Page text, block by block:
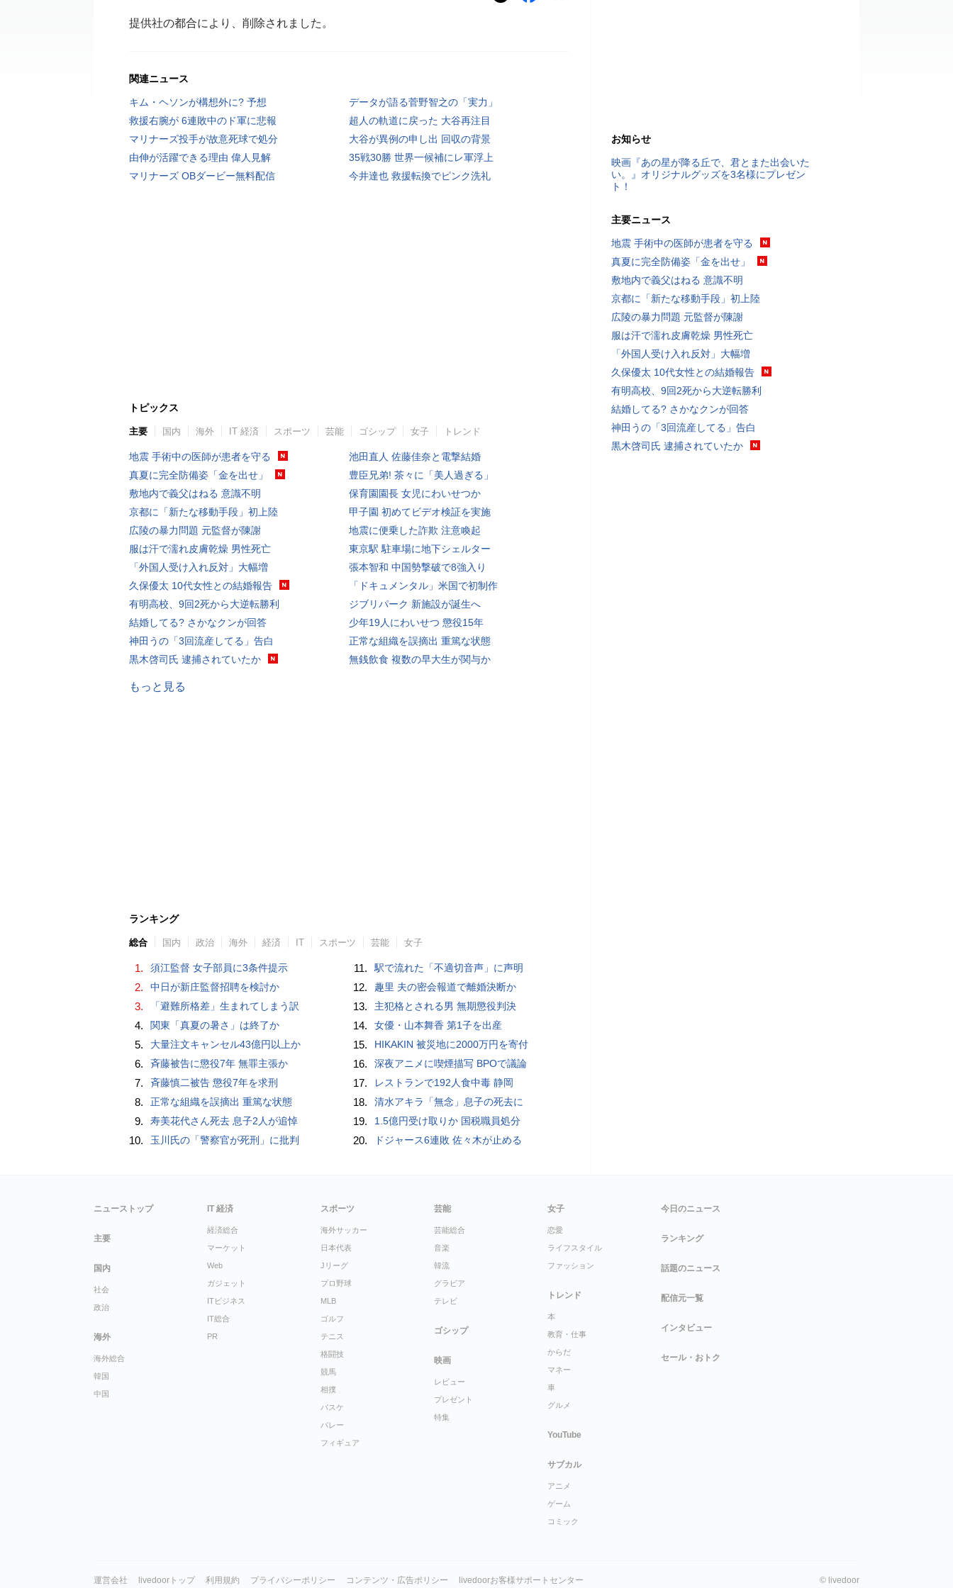
提供社の都合により、削除されました。
関連ニュース
キム・ヘソンが構想外に? 予想
データが語る菅野智之の「実力」
救援右腕が 6連敗中のド軍に悲報
超人の軌道に戻った 大谷再注目
マリナーズ投手が故意死球で処分
大谷が異例の申し出 回収の背景
由伸が活躍できる理由 偉人見解
35戦30勝 世界一候補にレ軍浮上
マリナーズ OBダービー無料配信
今井達也 救援転換でピンク洗礼
トピックス
主要 国内 海外 IT 経済 スポーツ 芸能 ゴシップ 女子 トレンド
地震 手術中の医師が患者を守る
真夏に完全防備姿「金を出せ」
敷地内で義父はねる 意識不明
京都に「新たな移動手段」初上陸
広陵の暴力問題 元監督が陳謝
服は汗で濡れ皮膚乾燥 男性死亡
「外国人受け入れ反対」大幅増
久保優太 10代女性との結婚報告
有明高校、9回2死から大逆転勝利
結婚してる? さかなクンが回答
神田うの「3回流産してる」告白
黒木啓司氏 逮捕されていたか
池田直人 佐藤佳奈と電撃結婚
豊臣兄弟! 茶々に「美人過ぎる」
保育園園長 女児にわいせつか
甲子園 初めてビデオ検証を実施
地震に便乗した詐欺 注意喚起
東京駅 駐車場に地下シェルター
張本智和 中国勢撃破で8強入り
「ドキュメンタル」米国で初制作
ジブリパーク 新施設が誕生へ
少年19人にわいせつ 懲役15年
正常な組織を誤摘出 重篤な状態
無銭飲食 複数の早大生が関与か
もっと見る
ランキング
総合 国内 政治 海外 経済 IT スポーツ 芸能 女子
1. 須江監督 女子部員に3条件提示
2. 中日が新庄監督招聘を検討か
3. 「避難所格差」生まれてしまう訳
4. 関東「真夏の暑さ」は終了か
5. 大量注文キャンセル43億円以上か
6. 斉藤被告に懲役7年 無罪主張か
7. 斉藤慎二被告 懲役7年を求刑
8. 正常な組織を誤摘出 重篤な状態
9. 寿美花代さん死去 息子2人が追悼
10. 玉川氏の「警察官が死刑」に批判
11. 駅で流れた「不適切音声」に声明
12. 趣里 夫の密会報道で離婚決断か
13. 主犯格とされる男 無期懲役判決
14. 女優・山本舞香 第1子を出産
15. HIKAKIN 被災地に2000万円を寄付
16. 深夜アニメに喫煙描写 BPOで議論
17. レストランで192人食中毒 静岡
18. 清水アキラ「無念」息子の死去に
19. 1.5億円受け取りか 国税職員処分
20. ドジャース6連敗 佐々木が止める
お知らせ
映画『あの星が降る丘で、君とまた出会いた
い。』オリジナルグッズを3名様にプレゼン
ト！
主要ニュース
地震 手術中の医師が患者を守る
真夏に完全防備姿「金を出せ」
敷地内で義父はねる 意識不明
京都に「新たな移動手段」初上陸
広陵の暴力問題 元監督が陳謝
服は汗で濡れ皮膚乾燥 男性死亡
「外国人受け入れ反対」大幅増
久保優太 10代女性との結婚報告
有明高校、9回2死から大逆転勝利
結婚してる? さかなクンが回答
神田うの「3回流産してる」告白
黒木啓司氏 逮捕されていたか
ニューストップ
主要
国内
社会
政治
海外
海外総合
韓国
中国
IT 経済
経済総合
マーケット
Web
ガジェット
ITビジネス
IT総合
PR
スポーツ
海外サッカー
日本代表
Jリーグ
プロ野球
MLB
ゴルフ
テニス
格闘技
競馬
相撲
バスケ
バレー
フィギュア
芸能
芸能総合
音楽
韓流
グラビア
テレビ
ゴシップ
映画
レビュー
プレゼント
特集
女子
恋愛
ライフスタイル
ファッション
トレンド
本
教育・仕事
からだ
マネー
車
グルメ
YouTube
サブカル
アニメ
ゲーム
コミック
今日のニュース
ランキング
話題のニュース
配信元一覧
インタビュー
セール・おトク
運営会社 livedoorトップ 利用規約 プライバシーポリシー コンテンツ・広告ポリシー livedoorお客様サポートセンター © livedoor